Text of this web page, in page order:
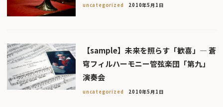
uncategorized 2010年5月1日
【sample】未来を照らす「歓喜」― 蒼
穹フィルハーモニー管弦楽団「第九」
演奏会
uncategorized 2010年5月1日